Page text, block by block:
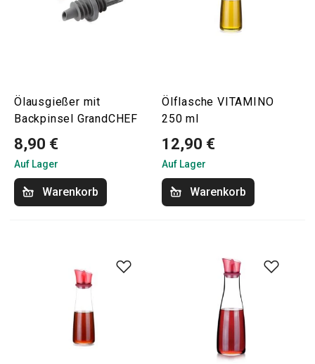
Ölausgießer mit
Backpinsel GrandCHEF
8,90 €
Auf Lager
Warenkorb
Ölflasche VITAMINO
250 ml
12,90 €
Auf Lager
Warenkorb